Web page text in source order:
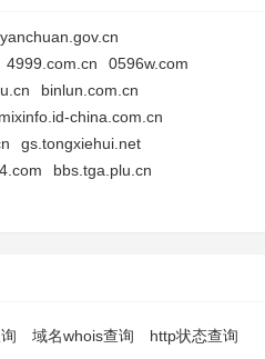
4999.com.cn
0596w.com
binlun.com.cn
mixinfo.id-china.com.cn
gs.tongxiehui.net
bbs.tga.plu.cn
域名whois查询 http状态查询